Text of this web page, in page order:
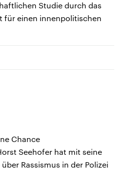
Studie durch das
für einen innenpolitischen
Chance
Seehofer hat mit seine
Rassismus in der Polizei